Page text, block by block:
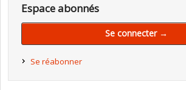
Espace abonnés
Se connecter →
Se réabonner